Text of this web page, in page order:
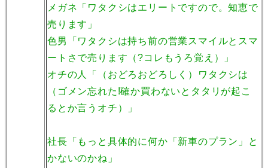
メガネ「ワタクシはエリートですので。知恵で
売ります」
色男「ワタクシは持ち前の営業スマイルとスマ
ートさで売ります（?コレもうろ覚え）」
オチの人「（おどろおどろしく）ワタクシは
（ゴメン忘れた!確か買わないとタタリが起こ
るとか言うオチ）」
社長「もっと具体的に何か「新車のプラン」と
かないのかね」